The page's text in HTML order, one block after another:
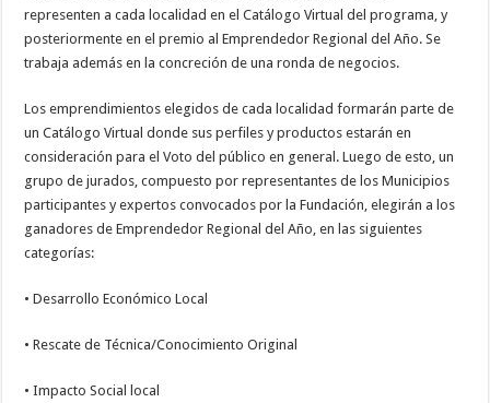
representen a cada localidad en el Catálogo Virtual del programa, y
posteriormente en el premio al Emprendedor Regional del Año. Se
trabaja además en la concreción de una ronda de negocios.
Los emprendimientos elegidos de cada localidad formarán parte de
un Catálogo Virtual donde sus perfiles y productos estarán en
consideración para el Voto del público en general. Luego de esto, un
grupo de jurados, compuesto por representantes de los Municipios
participantes y expertos convocados por la Fundación, elegirán a los
ganadores de Emprendedor Regional del Año, en las siguientes
categorías:
• Desarrollo Económico Local
• Rescate de Técnica/Conocimiento Original
• Impacto Social local